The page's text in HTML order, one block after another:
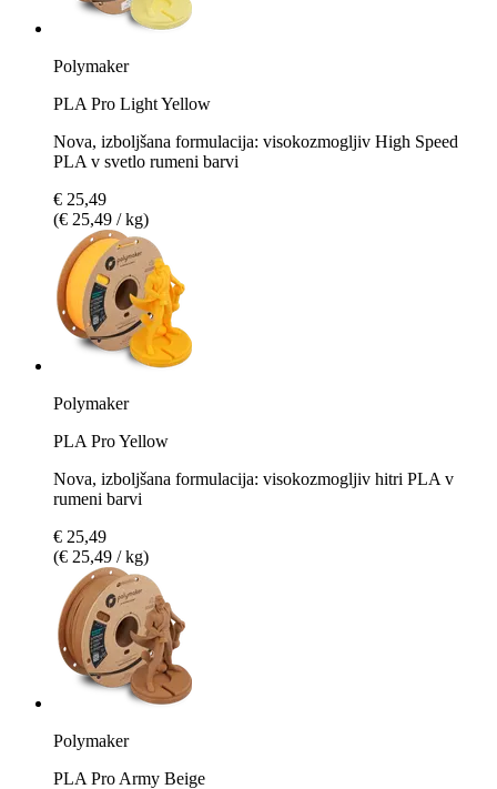
Polymaker
PLA Pro Light Yellow
Nova, izboljšana formulacija: visokozmogljiv High Speed
PLA v svetlo rumeni barvi
€ 25,49
(€ 25,49 / kg)
Polymaker
PLA Pro Yellow
Nova, izboljšana formulacija: visokozmogljiv hitri PLA v
rumeni barvi
€ 25,49
(€ 25,49 / kg)
Polymaker
PLA Pro Army Beige